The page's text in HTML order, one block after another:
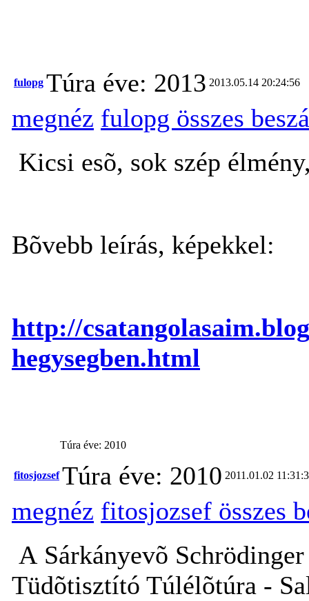
fulopg Túra éve: 2013 2013.05.14 20:24:56
megnéz fulopg összes
Kicsi esõ, sok szép
Bõvebb leírás, képekkel:
http://
hegysegben.html
Túra éve: 2010
fitosjozsef Túra éve: 2010 2011.01.02
megnéz fitosjozsef összes
A Sárkányevõ
Tüdõtisztító Túlélõtúra -